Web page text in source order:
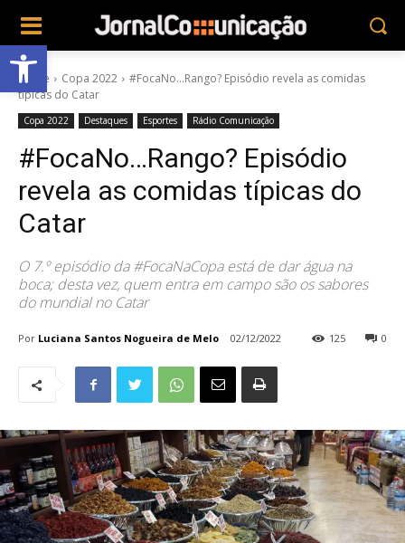
Abrir a barra de ferramentas
Home Copa 2022
#FocaNo...Rango? Episódio revela as comidas
típicas do Catar
Copa 2022 Destaques Esportes Rádio Comunicação
#FocaNo…Rango? Episódio
revela as comidas típicas do
Catar
O 7.º episódio da #FocaNaCopa está de dar água na
boca; desta vez, quem entra em campo são os sabores
do mundial no Catar
Por Luciana Santos Nogueira de Melo 02/12/2022 0
125